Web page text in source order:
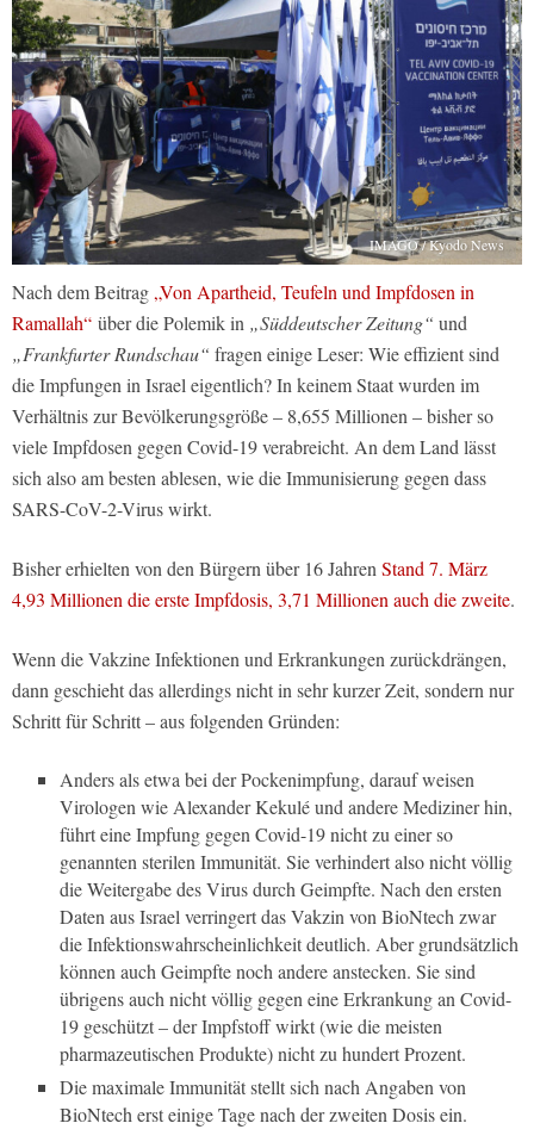
IMAGO / Kyodo News
Nach dem Beitrag „Von Apartheid, Teufeln und Impfdosen in
Ramallah“ über die Polemik in „Süddeutscher Zeitung“ und
„Frankfurter Rundschau“ fragen einige Leser: Wie effizient sind
die Impfungen in Israel eigentlich? In keinem Staat wurden im
Verhältnis zur Bevölkerungsgröße – 8,655 Millionen – bisher so
viele Impfdosen gegen Covid-19 verabreicht. An dem Land lässt
sich also am besten ablesen, wie die Immunisierung gegen dass
SARS-CoV-2-Virus wirkt.
Bisher erhielten von den Bürgern über 16 Jahren Stand 7. März
4,93 Millionen die erste Impfdosis, 3,71 Millionen auch die zweite.
Wenn die Vakzine Infektionen und Erkrankungen zurückdrängen,
dann geschieht das allerdings nicht in sehr kurzer Zeit, sondern nur
Schritt für Schritt – aus folgenden Gründen:
Anders als etwa bei der Pockenimpfung, darauf weisen
Virologen wie Alexander Kekulé und andere Mediziner hin,
führt eine Impfung gegen Covid-19 nicht zu einer so
genannten sterilen Immunität. Sie verhindert also nicht völlig
die Weitergabe des Virus durch Geimpfte. Nach den ersten
Daten aus Israel verringert das Vakzin von BioNtech zwar
die Infektionswahrscheinlichkeit deutlich. Aber grundsätzlich
können auch Geimpfte noch andere anstecken. Sie sind
übrigens auch nicht völlig gegen eine Erkrankung an Covid-
19 geschützt – der Impfstoff wirkt (wie die meisten
pharmazeutischen Produkte) nicht zu hundert Prozent.
Die maximale Immunität stellt sich nach Angaben von
BioNtech erst einige Tage nach der zweiten Dosis ein.